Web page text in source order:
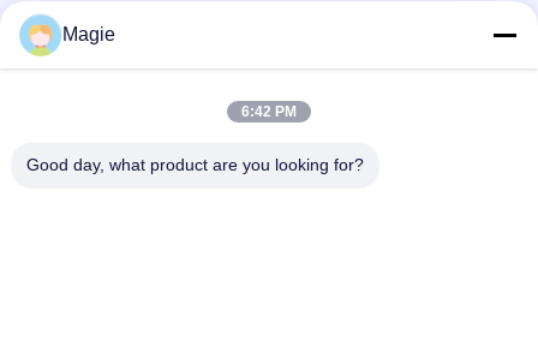
Catégories populaires
Tamis rotatoire
Magie
6:42 PM
Good day, what product are you looking for?